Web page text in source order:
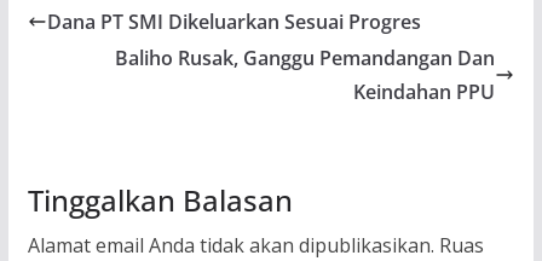
Dana PT SMI Dikeluarkan Sesuai Progres
Baliho Rusak, Ganggu Pemandangan Dan
Keindahan PPU
Tinggalkan Balasan
Alamat email Anda tidak akan dipublikasikan. Ruas